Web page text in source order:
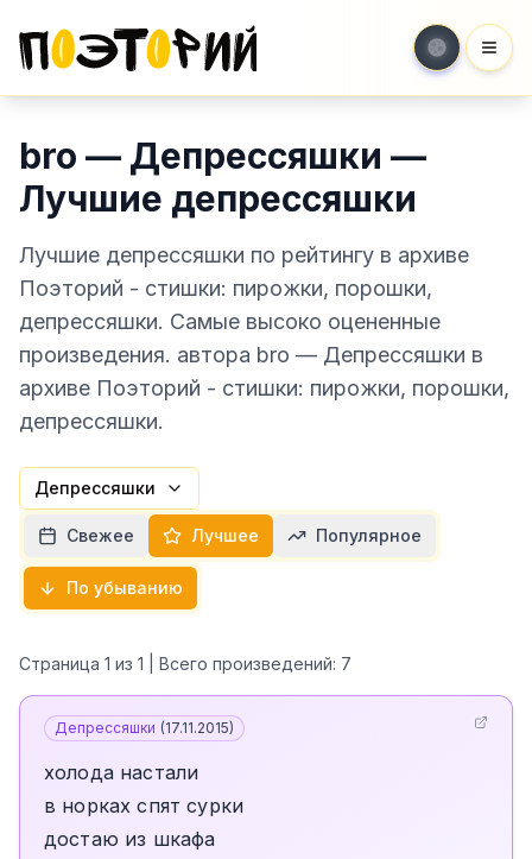
bro — Депрессяшки —
Лучшие депрессяшки
Лучшие депрессяшки по рейтингу в архиве
Поэторий - стишки: пирожки, порошки,
депрессяшки. Самые высоко оцененные
произведения. автора bro — Депрессяшки в
архиве Поэторий - стишки: пирожки, порошки,
депрессяшки.
Депрессяшки
Свежее Лучшее Популярное
По убыванию
Страница 1 из 1 | Всего произведений: 7
Депрессяшки (17.11.2015)
холода настали
в норках спят сурки
достаю из шкафа